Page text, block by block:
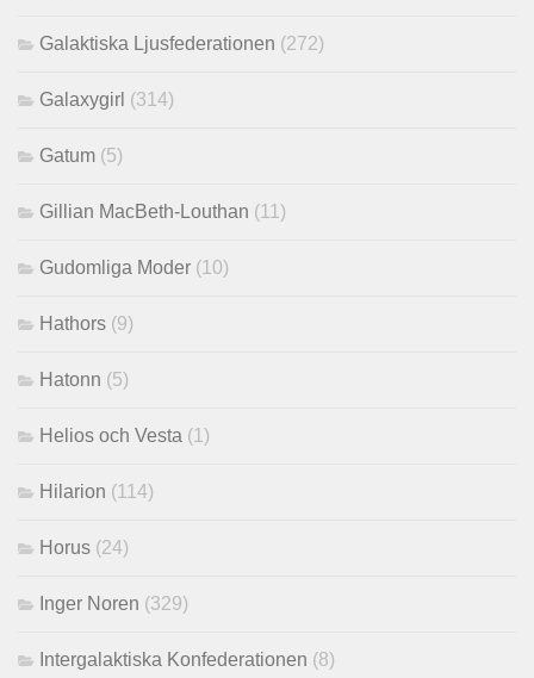
Galaktiska Ljusfederationen (272)
Galaxygirl (314)
Gatum (5)
Gillian MacBeth-Louthan (11)
Gudomliga Moder (10)
Hathors (9)
Hatonn (5)
Helios och Vesta (1)
Hilarion (114)
Horus (24)
Inger Noren (329)
Intergalaktiska Konfederationen (8)